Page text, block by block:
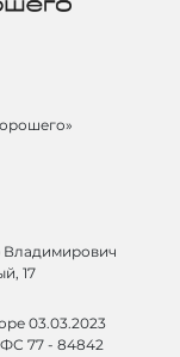
17
03.03.2023
77 - 84842